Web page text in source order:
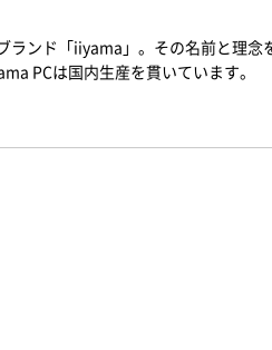
ンド「iiyama」。その名前と理
PCは国内生産を貫いています。